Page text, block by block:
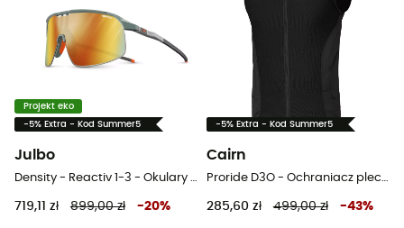
Projekt eko
-5% Extra - Kod Summer5
Julbo
719,11 zł 899,00 zł -20%
-5% Extra - Kod Summer5
Cairn
285,60 zł 499,00 zł -43%